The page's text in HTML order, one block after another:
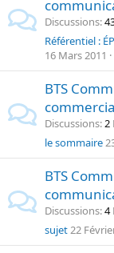
Discussions
Référentiel :
16 Mars 2011
BTS
Discussions 2
le sommaire
BTS
Discussions 4
sujet22